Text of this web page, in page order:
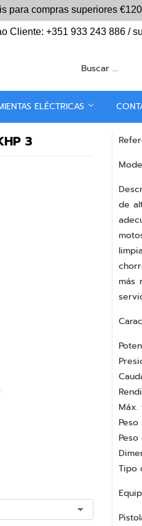
para compras superiores€120
Cliente: +351 933 243 886 /
ELÉCTRICAS
3
de
más
Máx.
Tipo